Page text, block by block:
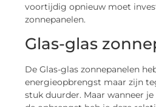
voortijdig opnieuw moet
zonnepanelen.
Glas-glas
De Glas-glas zonnepanelen
energieopbrengst maar zijn
stuk duurder. Maar wanneer